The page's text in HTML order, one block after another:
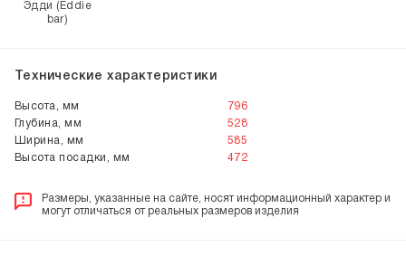
Эдди (Eddie
bar)
Технические характеристики
Высота, мм
796
Глубина, мм
528
Ширина, мм
585
Высота посадки, мм
472
Размеры, указанные на сайте, носят информационный характер и
могут отличаться от реальных размеров изделия